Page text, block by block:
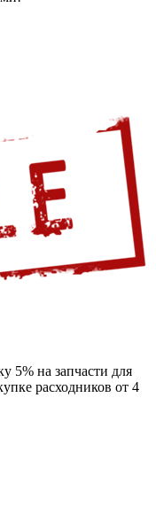
5% на запчасти для
расходников от 4